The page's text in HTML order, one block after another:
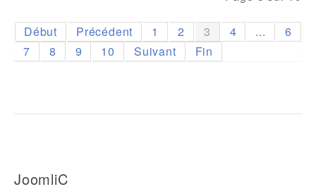
Début Précédent 1 2 3 4 ...
6
7
8 9 10 Suivant Fin
JoomliC